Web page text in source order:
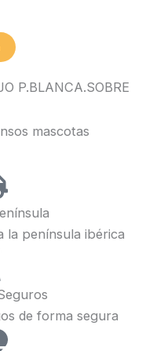
P.BLANCA.SOBRE
la península ibérica
de forma segura